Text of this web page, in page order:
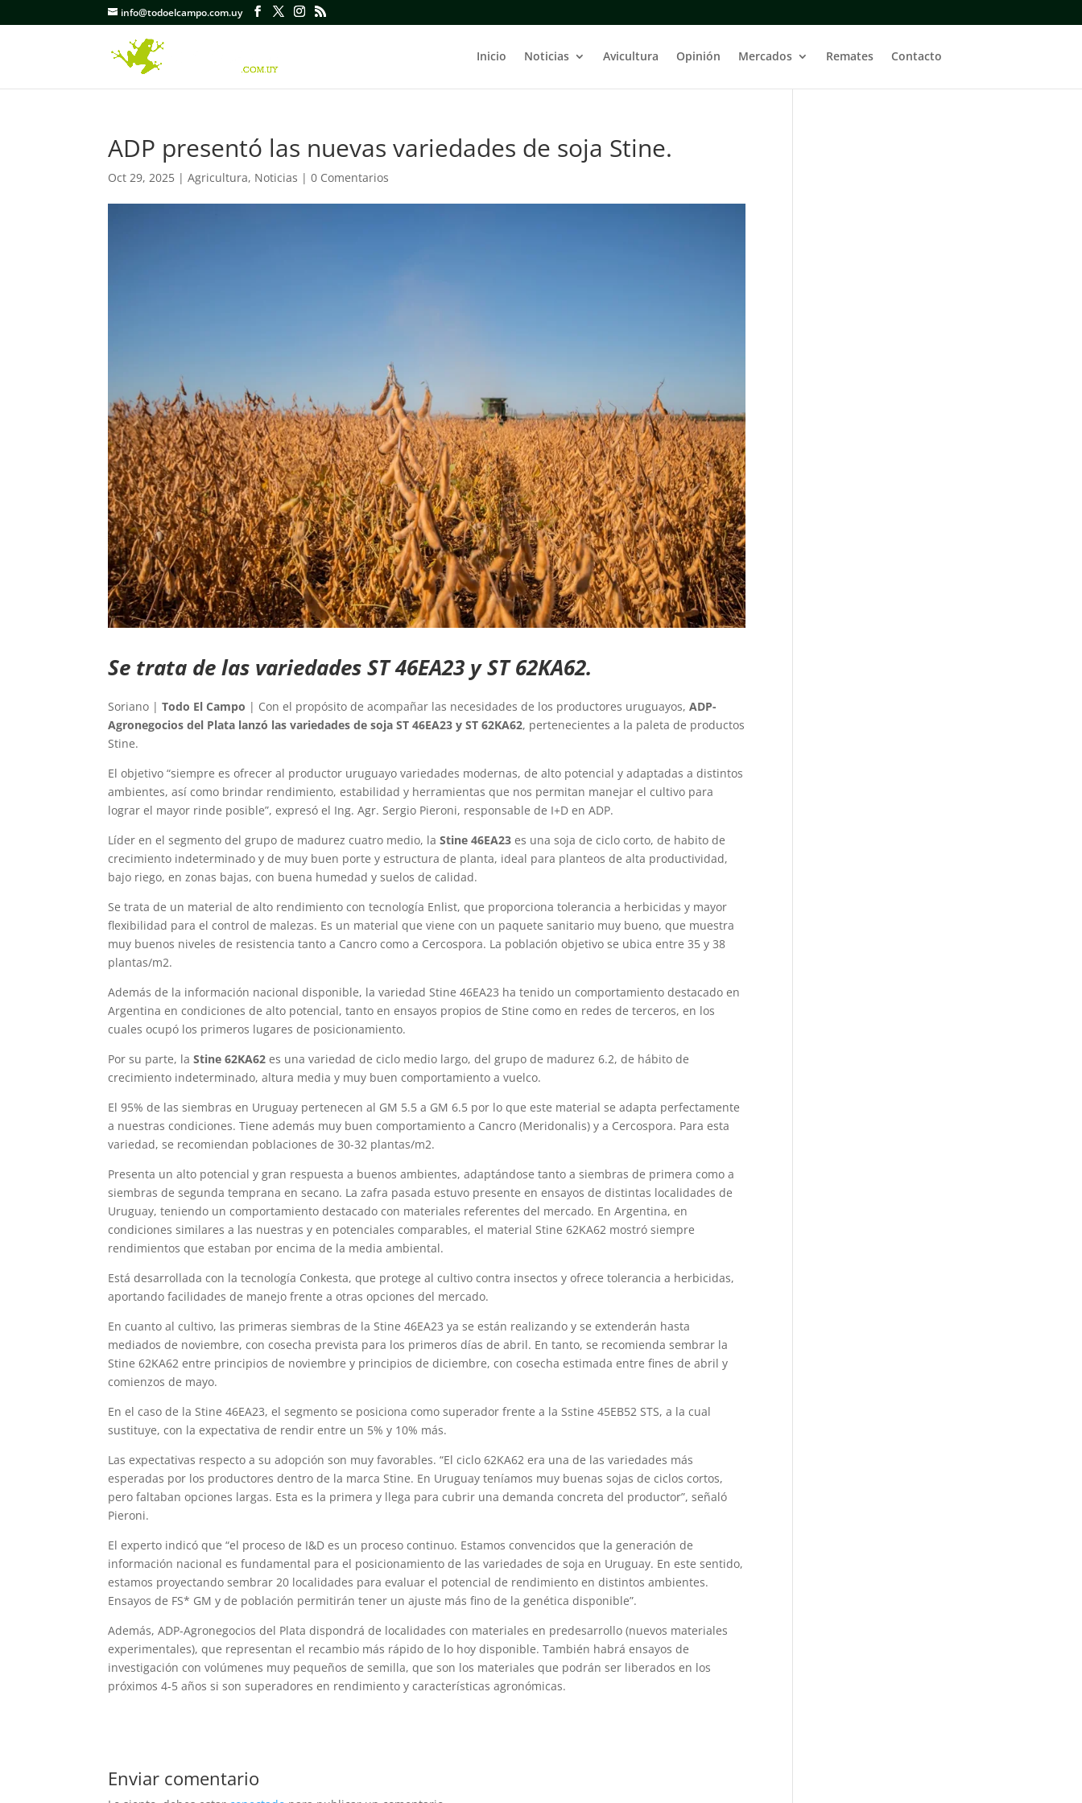
info@todoelcampo.com.uy
Inicio Noticias Avicultura Opinión Mercados Remates Contacto
ADP presentó las nuevas variedades de soja Stine.
Oct 29, 2025 |Agricultura, Noticias |0 Comentarios
Se trata de las variedades ST 46EA23 y ST 62KA62.
Soriano |Todo El Campo | Con el propósito de acompañar las necesidades de los productores uruguayos,ADP-
Agronegocios del Plata lanzó las variedades de soja ST 46EA23 y ST 62KA62, pertenecientes a la paleta de productos
Stine.
El objetivo “siempre es ofrecer al productor uruguayo variedades modernas, de alto potencial y adaptadas a distintos
ambientes, así como brindar rendimiento, estabilidad y herramientas que nos permitan manejar el cultivo para
lograr el mayor rinde posible”, expresó el Ing. Agr. Sergio Pieroni, responsable de I+D en ADP.
Líder en el segmento del grupo de madurez cuatro medio, laStine 46EA23 es una soja de ciclo corto, de habito de
crecimiento indeterminado y de muy buen porte y estructura de planta, ideal para planteos de alta productividad,
bajo riego, en zonas bajas, con buena humedad y suelos de calidad.
Se trata de un material de alto rendimiento con tecnología Enlist, que proporciona tolerancia a herbicidas y mayor
flexibilidad para el control de malezas. Es un material que viene con un paquete sanitario muy bueno, que muestra
muy buenos niveles de resistencia tanto a Cancro como a Cercospora. La población objetivo se ubica entre 35 y 38
plantas/m2.
Además de la información nacional disponible, la variedad Stine 46EA23 ha tenido un comportamiento destacado en
Argentina en condiciones de alto potencial, tanto en ensayos propios de Stine como en redes de terceros, en los
cuales ocupó los primeros lugares de posicionamiento.
Por su parte, laStine 62KA62 es una variedad de ciclo medio largo, del grupo de madurez 6.2, de hábito de
crecimiento indeterminado, altura media y muy buen comportamiento a vuelco.
El 95% de las siembras en Uruguay pertenecen al GM 5.5 a GM 6.5 por lo que este material se adapta perfectamente
a nuestras condiciones. Tiene además muy buen comportamiento a Cancro (Meridonalis) y a Cercospora. Para esta
variedad, se recomiendan poblaciones de 30-32 plantas/m2.
Presenta un alto potencial y gran respuesta a buenos ambientes, adaptándose tanto a siembras de primera como a
siembras de segunda temprana en secano. La zafra pasada estuvo presente en ensayos de distintas localidades de
Uruguay, teniendo un comportamiento destacado con materiales referentes del mercado. En Argentina, en
condiciones similares a las nuestras y en potenciales comparables, el material Stine 62KA62 mostró siempre
rendimientos que estaban por encima de la media ambiental.
Está desarrollada con la tecnología Conkesta, que protege al cultivo contra insectos y ofrece tolerancia a herbicidas,
aportando facilidades de manejo frente a otras opciones del mercado.
En cuanto al cultivo, las primeras siembras de la Stine 46EA23 ya se están realizando y se extenderán hasta
mediados de noviembre, con cosecha prevista para los primeros días de abril. En tanto, se recomienda sembrar la
Stine 62KA62 entre principios de noviembre y principios de diciembre, con cosecha estimada entre fines de abril y
comienzos de mayo.
En el caso de la Stine 46EA23, el segmento se posiciona como superador frente a la Sstine 45EB52 STS, a la cual
sustituye, con la expectativa de rendir entre un 5% y 10% más.
Las expectativas respecto a su adopción son muy favorables. “El ciclo 62KA62 era una de las variedades más
esperadas por los productores dentro de la marca Stine. En Uruguay teníamos muy buenas sojas de ciclos cortos,
pero faltaban opciones largas. Esta es la primera y llega para cubrir una demanda concreta del productor”, señaló
Pieroni.
El experto indicó que “el proceso de I&D es un proceso continuo. Estamos convencidos que la generación de
información nacional es fundamental para el posicionamiento de las variedades de soja en Uruguay. En este sentido,
estamos proyectando sembrar 20 localidades para evaluar el potencial de rendimiento en distintos ambientes.
Ensayos de FS* GM y de población permitirán tener un ajuste más fino de la genética disponible”.
Además, ADP-Agronegocios del Plata dispondrá de localidades con materiales en predesarrollo (nuevos materiales
experimentales), que representan el recambio más rápido de lo hoy disponible. También habrá ensayos de
investigación con volúmenes muy pequeños de semilla, que son los materiales que podrán ser liberados en los
próximos 4-5 años si son superadores en rendimiento y características agronómicas.
Enviar comentario